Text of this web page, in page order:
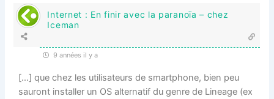
Internet : En finir avec la paranoïa – chez
Iceman
9 années il y a
[…] que chez les utilisateurs de smartphone, bien peu
sauront installer un OS alternatif du genre de Lineage (ex